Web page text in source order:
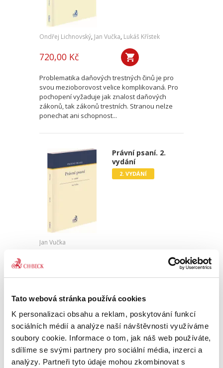
Tato webová stránka používá cookies
K personalizaci obsahu a reklam, poskytování funkcí
sociálních médií a analýze naší návštěvnosti využíváme
soubory cookie. Informace o tom, jak náš web používáte,
sdílíme se svými partnery pro sociální média, inzerci a
analýzy. Partneři tyto údaje mohou zkombinovat s
Ondřej Lichnovský, Jan Vučka, Lukáš Křístek
720,00 Kč
Problematika daňových trestných činů je pro
svou mezioborovost velice komplikovaná. Pro
pochopení vyžaduje jak znalost daňových
zákonů, tak zákonů trestních. Stranou nelze
ponechat ani schopnost...
Právní psaní. 2.
vydání
2. VYDÁNÍ
Jan Vučka
450,00 Kč
právník by to měl zvládat, protože je to
podstatou jeho práce a nutným předpokladem
jeho úspěchu. Dovednost...
Praktický úvod do